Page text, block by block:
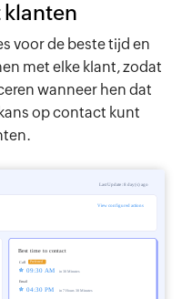
klanten
voor de beste tijd en
met elke klant, zodat
wanneer hen dat
op contact kunt